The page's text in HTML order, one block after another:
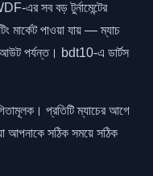
এর সব বড় টুর্নামেন্টের
মার্কেট পাওয়া যায় — ম্যাচ
পর্যন্ত। bdt10-এ ডার্টস
প্রতিটি ম্যাচের আগে
আপনাকে সঠিক সময়ে সঠিক